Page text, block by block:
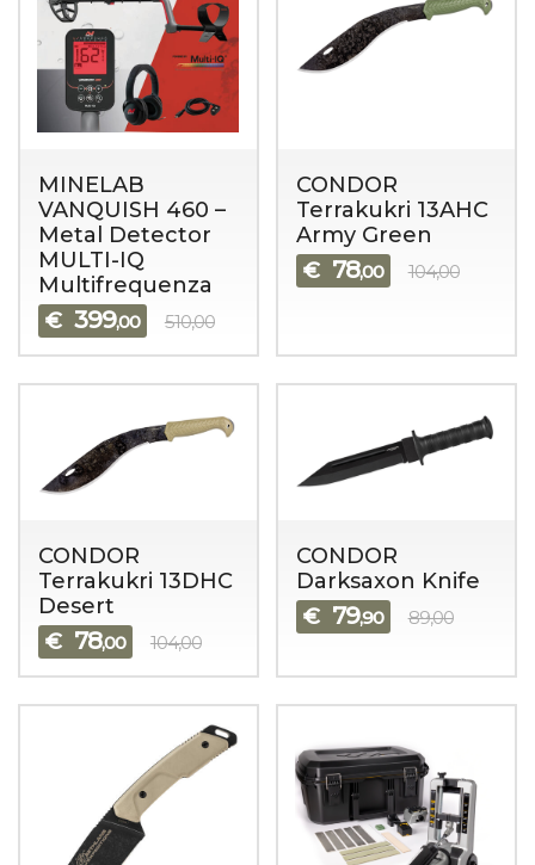
MINELAB
VANQUISH 460 –
Metal Detector
MULTI-IQ
Multifrequenza
€ 399,00 510,00
CONDOR
Terrakukri 13AHC
Army Green
€ 78,00 104,00
CONDOR
Terrakukri 13DHC
Desert
€ 78,00 104,00
CONDOR
Darksaxon Knife
€ 79,90 89,00